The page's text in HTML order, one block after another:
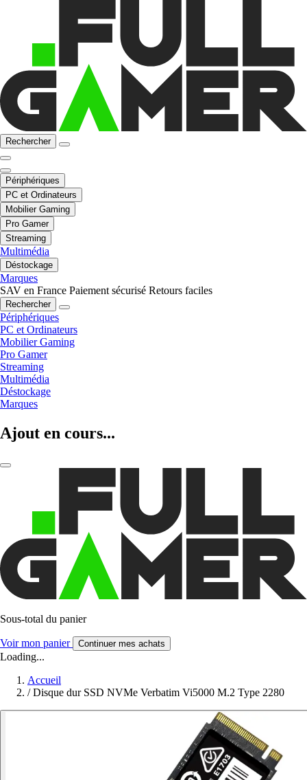
Rechercher
Périphériques
PC et Ordinateurs
Mobilier Gaming
Pro Gamer
Streaming
Multimédia
Déstockage
Marques
SAV en France Paiement sécurisé Retours faciles
Rechercher
Périphériques
PC et Ordinateurs
Mobilier Gaming
Pro Gamer
Streaming
Multimédia
Déstockage
Marques
Ajout en cours...
Sous-total du panier
Voir mon panier Continuer mes achats
Loading...
Accueil
/ Disque dur SSD NVMe Verbatim Vi5000 M.2 Type 2280